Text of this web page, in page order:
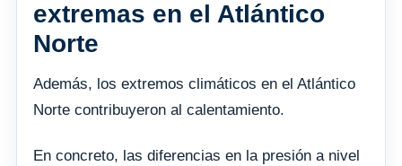
extremas en el Atlántico
Norte
Además, los extremos climáticos en el Atlántico
Norte contribuyeron al calentamiento.
En concreto, las diferencias en la presión a nivel